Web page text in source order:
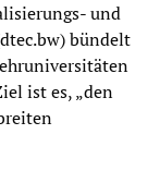
und
bündelt
ist es, „den